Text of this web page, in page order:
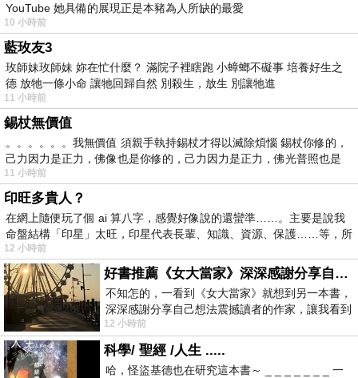
YouTube 她具備的展現正是本豬為人所缺的最愛
10 小時前
藍玫友3
玫師妹玫師妹 妳在忙什麼？ 滿院子裡瞎跑 小蟑螂不礙事 培養好生之
德 放牠一條小命 讓牠回歸自然 別殺生，放生 別讓牠進
11 小時前
錫杖無價值
。。。。。。我無價值 須親手執持錫杖才得以滅除煩惱 錫杖你修的，
己力因力是正力，佛像也是你修的，己力因力是正力，佛光普照也是
11 小時前
印旺多貴人？
在網上隨便玩了個 ai 算八字，感覺好像說的還蠻準……。主要是說我
命盤結構「印星」太旺，印星代表長輩、知識、資源、保護……等，所
12 小時前
好書推薦《女大當家》深深感謝分享自己想法震撼讀者的作家，讓我看到不同樣貌的家庭！
不知怎的，一看到《女大當家》就想到另一本書，
深深感謝分享自己想法震撼讀者的作家，讓我看到
不同樣貌的家庭！ 《女大
12 小時前
科學/ 聖經 /人生 .....
哈，怪盜基德也在研究這本書～ _ _ _ _ _ _ _ 一